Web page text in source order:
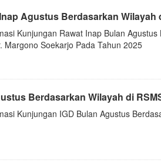
Agustus Berdasarkan Wilayah
Kunjungan Rawat Inap Bulan
Margono Soekarjo Pada Tahun 2025
Berdasarkan Wilayah di
Kunjungan IGD Bulan Agustus